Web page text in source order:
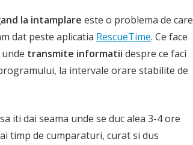
la intamplare este o problema de care
dat peste aplicatia RescueTime. Ce face
transmite informatii despre ce faci
la intervale orare stabilite de
iti dai seama unde se duc alea 3-4 ore
timp de cumparaturi, curat si dus